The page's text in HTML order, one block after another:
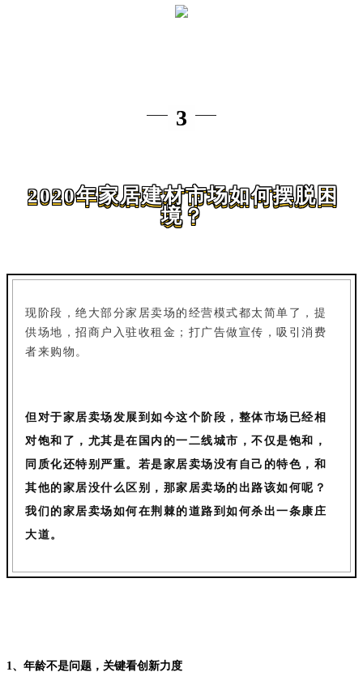
3
2020年家居建材市场如何摆脱困
境？
现阶段，绝大部分家居卖场的经营模式都太简单了，提
供场地，招商户入驻收租金；打广告做宣传，吸引消费
者来购物。
但对于家居卖场发展到如今这个阶段，整体市场已经相
对饱和了，尤其是在国内的一二线城市，不仅是饱和，
同质化还特别严重。若是家居卖场没有自己的特色，和
其他的家居没什么区别，那家居卖场的出路该如何呢？
我们的家居卖场如何在荆棘的道路到如何杀出一条康庄
大道。
1、年龄不是问题，关键看创新力度